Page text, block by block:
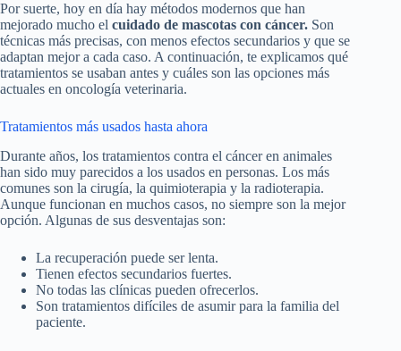
Por suerte, hoy en día hay métodos modernos que han
mejorado mucho el cuidado de mascotas con cáncer. Son
técnicas más precisas, con menos efectos secundarios y que se
adaptan mejor a cada caso. A continuación, te explicamos qué
tratamientos se usaban antes y cuáles son las opciones más
actuales en oncología veterinaria.
Tratamientos más usados hasta ahora
Durante años, los tratamientos contra el cáncer en animales
han sido muy parecidos a los usados en personas. Los más
comunes son la cirugía, la quimioterapia y la radioterapia.
Aunque funcionan en muchos casos, no siempre son la mejor
opción. Algunas de sus desventajas son:
La recuperación puede ser lenta.
Tienen efectos secundarios fuertes.
No todas las clínicas pueden ofrecerlos.
Son tratamientos difíciles de asumir para la familia del
paciente.